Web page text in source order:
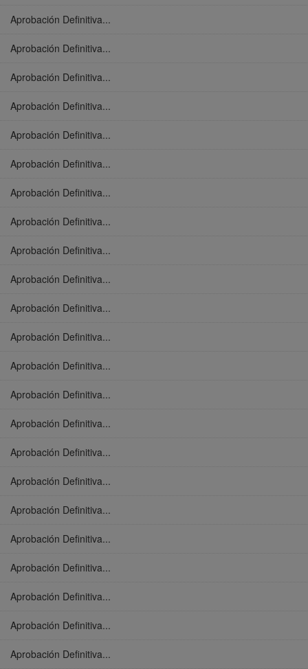
Aprobación Definitiva...
Aprobación Definitiva...
Aprobación Definitiva...
Aprobación Definitiva...
Aprobación Definitiva...
Aprobación Definitiva...
Aprobación Definitiva...
Aprobación Definitiva...
Aprobación Definitiva...
Aprobación Definitiva...
Aprobación Definitiva...
Aprobación Definitiva...
Aprobación Definitiva...
Aprobación Definitiva...
Aprobación Definitiva...
Aprobación Definitiva...
Aprobación Definitiva...
Aprobación Definitiva...
Aprobación Definitiva...
Aprobación Definitiva...
Aprobación Definitiva...
Aprobación Definitiva...
Aprobación Definitiva...